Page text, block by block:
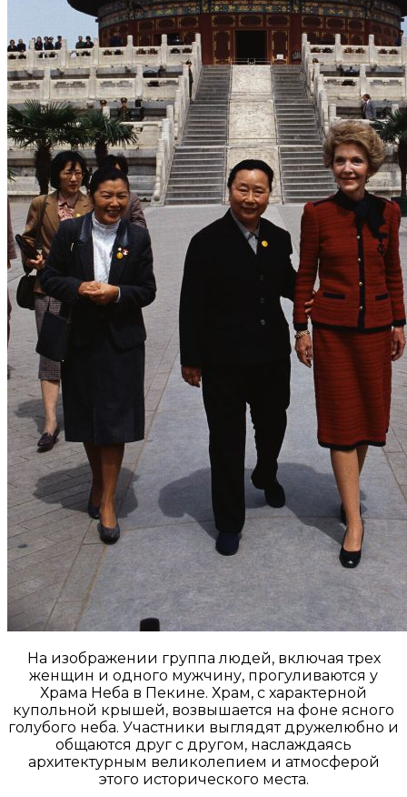
На изображении группа людей, включая трех
женщин и одного мужчину, прогуливаются у
Храма Неба в Пекине. Храм, с характерной
купольной крышей, возвышается на фоне ясного
голубого неба. Участники выглядят дружелюбно и
общаются друг с другом, наслаждаясь
архитектурным великолепием и атмосферой
этого исторического места.